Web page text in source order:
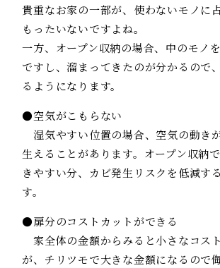
貴重なお家の一部が、使わないモノに
もったいないですよね。
一方、オープン収納の場合、中のモノ
ですし、溜まってきたのが分かるので
るようになります。
●空気がこもらない
湿気やすい位置の場合、空気の動き
生えることがあります。オープン収納
きやすい分、カビ発生リスクを低減す
す。
●扉分のコストカットができる
家全体の金額からみると小さなコス
が、チリツモで大きな金額になるので